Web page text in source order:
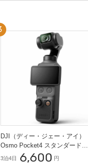
DJI（ディー・ジェー・アイ）
Osmo Pocket4 スタンダードコ
ンボ VLOG カメラ
3泊4日 6,600 円